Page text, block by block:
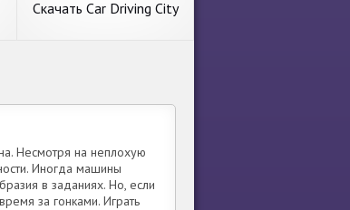
Скачать Car Driving City
пункта меню приключения.
коллектива
OoStudiosProduction.
Основные требования.
подробнее
Несмотря на неплохую
Иногда машины
в заданиях. Но, если
за гонками. Играть